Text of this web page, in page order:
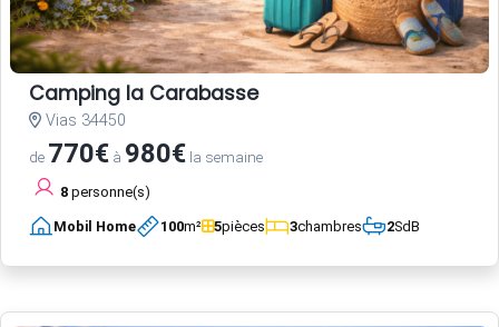
Camping la Carabasse
Vias 34450
de 770€ à 980€ la semaine
8 personne(s)
Mobil Home 100m² 5pièces 3chambres 2SdB